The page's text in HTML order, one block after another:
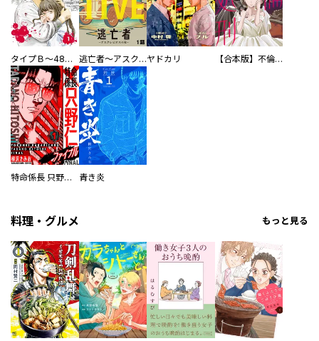
タイプＢ～48時間後、致死率100％～【単話】 逃亡者～アスクレピオスの杖～ヤドカリ 【合本版】不倫処刑
特命係長 只野仁ファイナル 愛蔵版 青き炎
料理・グルメ もっと見る